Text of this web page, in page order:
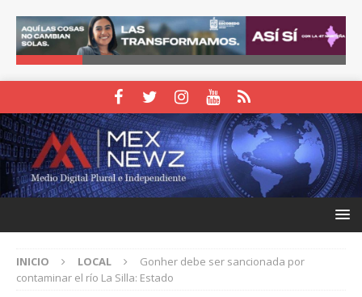
INICIO LOCAL
Gonher debe ser sancionada por
contaminar el río La Silla: Estado